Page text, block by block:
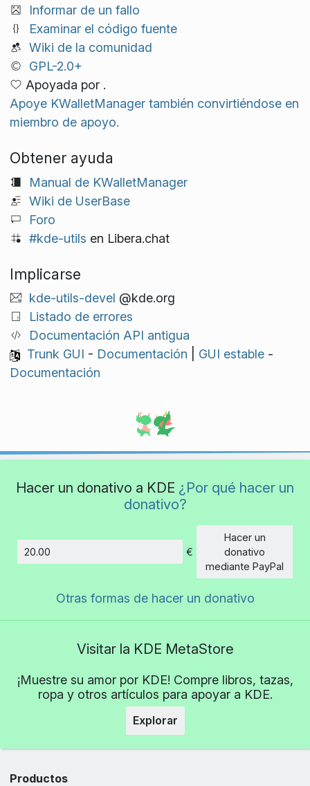
Informar de un fallo
Examinar el código fuente
Wiki de la comunidad
GPL-2.0+
Apoyada por .
Apoye KWalletManager también convirtiéndose en
miembro de apoyo.
Obtener ayuda
Manual de KWalletManager
Wiki de UserBase
Foro
#kde-utils en Libera.chat
Implicarse
kde-utils-devel @kde.org
Listado de errores
Documentación API antigua
Trunk GUI - Documentación GUI estable-
Documentación
Hacer un donativo a KDE ¿Por qué hacer un
donativo?
Cantidad
€
Hacer un
donativo
mediante PayPal
Otras formas de hacer un donativo
Visitar la KDE MetaStore
¡Muestre su amor por KDE! Compre libros, tazas,
ropa y otros artículos para apoyar a KDE.
Explorar
Productos